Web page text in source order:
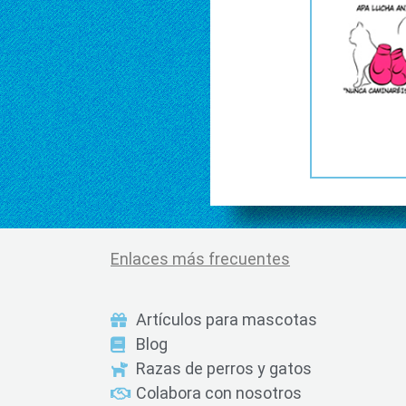
Enlaces más frecuentes
Artículos para mascotas
Blog
Razas de perros y gatos
Colabora con nosotros